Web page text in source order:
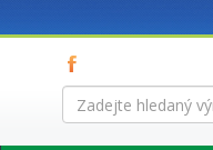
Zadejte
hledaný